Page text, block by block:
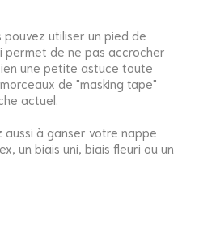
pouvez utiliser un pied de
permet de ne pas accrocher
une petite astuce toute
de "masking tape"
actuel.
aussi à ganser votre nappe
un biais uni, biais fleuri ou un